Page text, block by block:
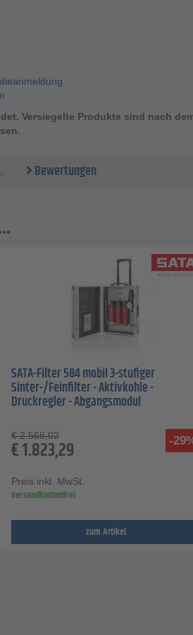
Versiegelte Produkte sind nach
Bewertungen
SATA-Filter 584 mobil 3-stufiger
Sinter-/Feinfilter - Aktivkohle -
Druckregler - Abgangsmodul
-
€ 2.568,02
€1.823,29
Preis inkl. MwSt.
versandkostenfrei
zum Artikel